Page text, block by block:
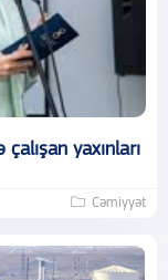
yaxınları
Cəmiyyət